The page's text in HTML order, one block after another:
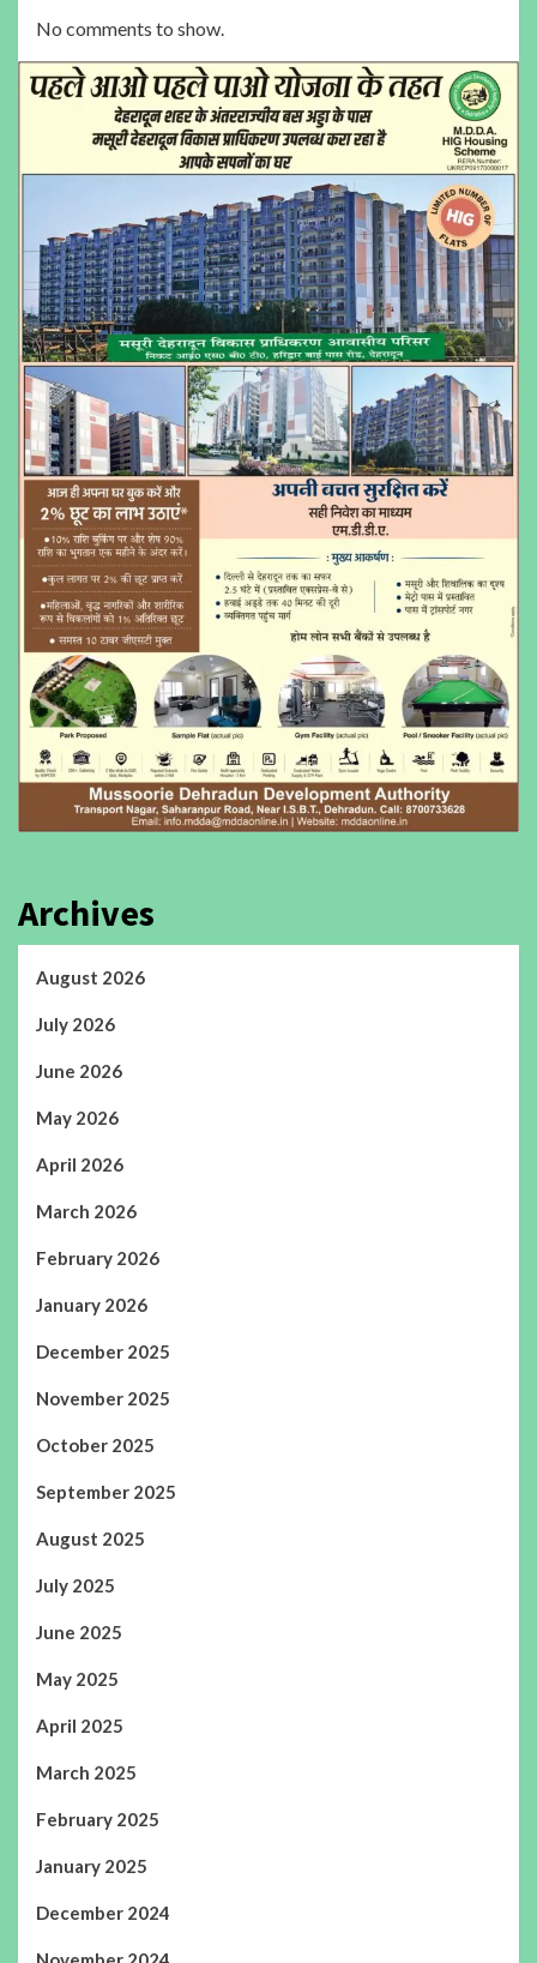
No comments to show.
Archives
August 2026
July 2026
June 2026
May 2026
April 2026
March 2026
February 2026
January 2026
December 2025
November 2025
October 2025
September 2025
August 2025
July 2025
June 2025
May 2025
April 2025
March 2025
February 2025
January 2025
December 2024